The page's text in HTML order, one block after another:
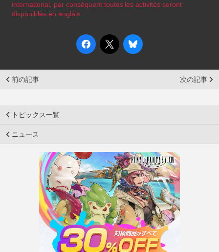
international, par conséquent toutes les activités seront
disponibles en anglais.
前の記事 次の記事
トピックス一覧
ニュース